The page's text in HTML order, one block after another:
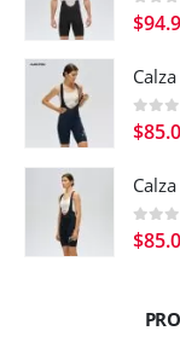
0out
$
0out
$
0out
$